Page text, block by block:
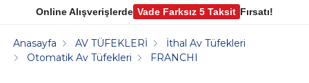
Online Alışverişlerde Vade Farksız 5 Taksit Fırsatı!
Anasayfa AV TÜFEKLERİ
İthal Av Tüfekleri
Otomatik Av Tüfekleri
FRANCHI